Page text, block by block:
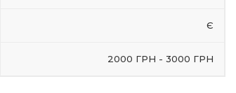
Є
2000 ГРН - 3000 ГРН